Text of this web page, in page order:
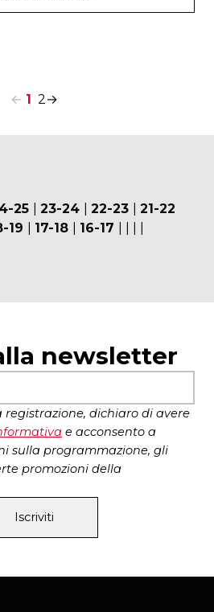
← 1 2 →
25 23-24 22-23
21-22
19 17-18 16-17
newsletter
registrazione, dichiaro di avere
e acconsento a
sulla programmazione, gli
promozioni della
Iscriviti